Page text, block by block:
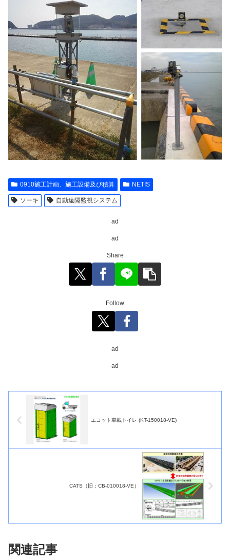
0910施工計画、施工設備及び積算 NETIS
ソーキ 自動遠隔監視システム
ad
ad
Share
Follow
ad
ad
エコット車載トイレ (KT-150018-VE)
CATS（旧：CB-010018-VE）
関連記事